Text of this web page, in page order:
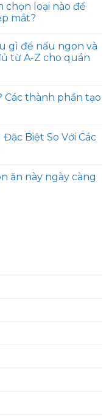
chọn loại nào để
mắt?
gì để nấu ngon và
từ A-Z cho quán
thành phần tạo
Biệt So Với Các
ăn này ngày càng